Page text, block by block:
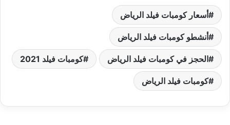
أسعار كومبات فيلد الرياض
أنشطو كومبات فيلد الرياض
الحجز في كومبات فيلد الرياض كومبات فيلد 2021
كومبات فيلد الرياض